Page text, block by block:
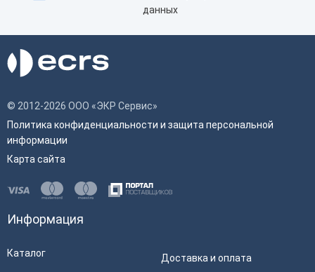
данных
© 2012-2026 ООО «ЭКР Сервис»
Политика конфиденциальности и защита персональной
информации
Карта сайта
Информация
Каталог Доставка и оплата